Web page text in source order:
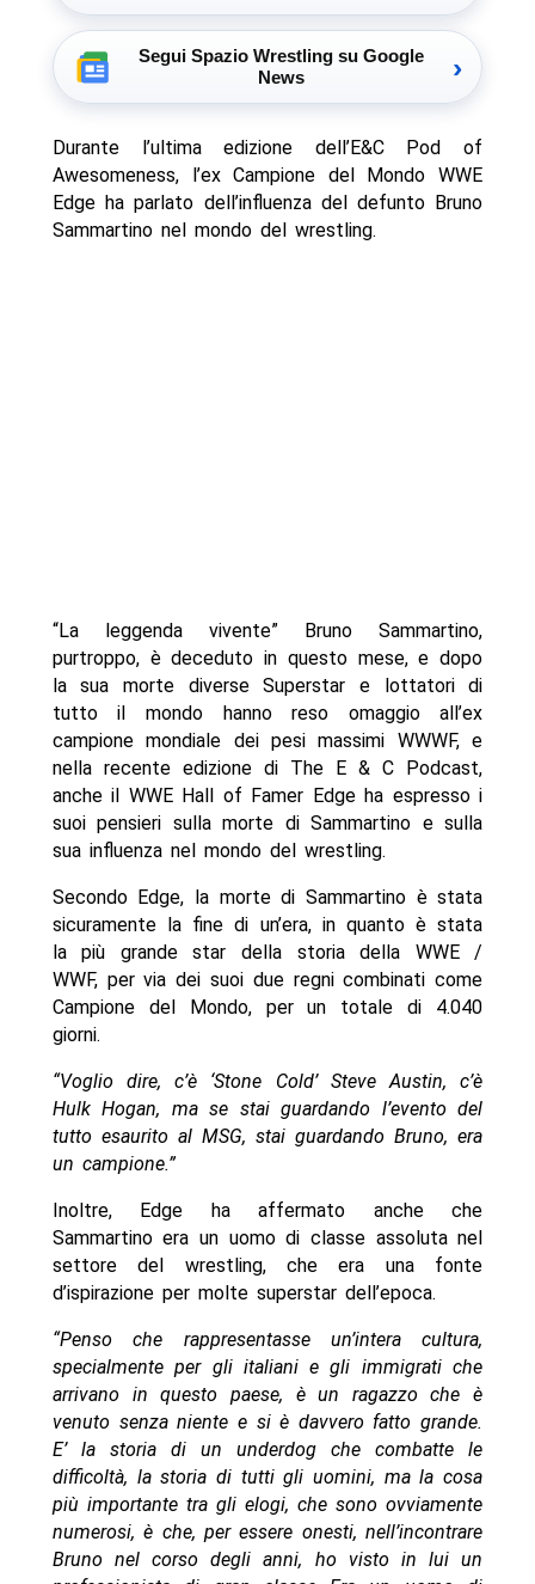
Segui Spazio Wrestling su Google
News
›
Durante l’ultima edizione dell’E&C Pod of
Awesomeness, l’ex Campione del Mondo WWE
Edge ha parlato dell’influenza del defunto Bruno
Sammartino nel mondo del wrestling.
“La leggenda vivente” Bruno Sammartino,
purtroppo, è deceduto in questo mese, e dopo
la sua morte diverse Superstar e lottatori di
tutto il mondo hanno reso omaggio all’ex
campione mondiale dei pesi massimi WWWF, e
nella recente edizione di The E & C Podcast,
anche il WWE Hall of Famer Edge ha espresso i
suoi pensieri sulla morte di Sammartino e sulla
sua influenza nel mondo del wrestling.
Secondo Edge, la morte di Sammartino è stata
sicuramente la fine di un’era, in quanto è stata
la più grande star della storia della WWE /
WWF, per via dei suoi due regni combinati come
Campione del Mondo, per un totale di 4.040
giorni.
“Voglio dire, c’è ‘Stone Cold’ Steve Austin, c’è
Hulk Hogan, ma se stai guardando l’evento del
tutto esaurito al MSG, stai guardando Bruno, era
un campione.”
Inoltre, Edge ha affermato anche che
Sammartino era un uomo di classe assoluta nel
settore del wrestling, che era una fonte
d’ispirazione per molte superstar dell’epoca.
“Penso che rappresentasse un’intera cultura,
specialmente per gli italiani e gli immigrati che
arrivano in questo paese, è un ragazzo che è
venuto senza niente e si è davvero fatto grande.
E’ la storia di un underdog che combatte le
difficoltà, la storia di tutti gli uomini, ma la cosa
più importante tra gli elogi, che sono ovviamente
numerosi, è che, per essere onesti, nell’incontrare
Bruno nel corso degli anni, ho visto in lui un